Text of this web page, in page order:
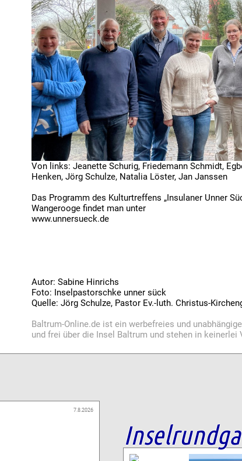
Von links: Jeanette Schurig, Friedemann Schmidt,
Henken, Jörg Schulze, Natalia Löster, Jan Janssen
Das Programm des Kulturtreffens „Insulaner Unner
Wangerooge findet man unter
www.unnersueck.de
Autor: Sabine Hinrichs
Foto: Inselpastorschke unner sück
Quelle: Jörg Schulze, Pastor Ev.-luth. Christus-
Baltrum-Online.de ist ein werbefreies und
und frei über die Insel Baltrum und stehen in keinerlei
7.8.2026